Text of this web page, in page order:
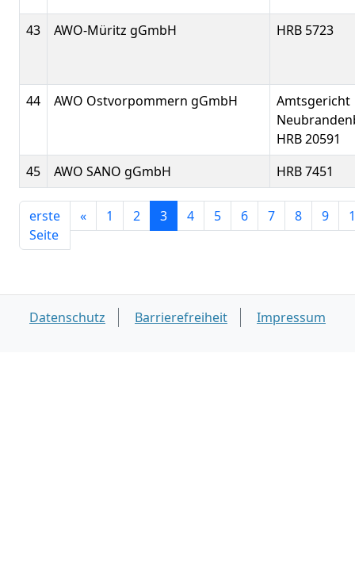
43 AWO-Müritz gGmbH HRB 5723
44 AWO Ostvorpommern gGmbH
Amtsgericht
HRB 20591
45
AWO SANO gGmbH HRB 7451
erste
Seite
« 1 2 3 4 5 6 7 8 9
Datenschutz Barrierefreiheit Impressum